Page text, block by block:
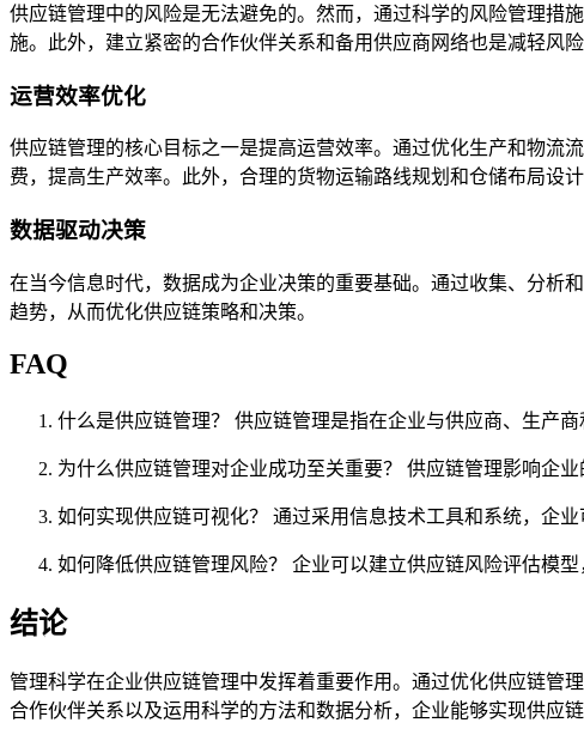
供应链管理中的风险是无法避免的。然而，通过科学的风险管理措
施。此外，建立紧密的合作伙伴关系和备用供应商网络也是减轻风险
运营效率优化
供应链管理的核心目标之一是提高运营效率。通过优化生产和物流
费，提高生产效率。此外，合理的货物运输路线规划和仓储布局设
数据驱动决策
在当今信息时代，数据成为企业决策的重要基础。通过收集、分析
趋势，从而优化供应链策略和决策。
FAQ
什么是供应链管理？ 供应链管理是指在企业与供应商、生产
为什么供应链管理对企业成功至关重要？ 供应链管理影响企
如何实现供应链可视化？ 通过采用信息技术工具和系统，企
如何降低供应链管理风险？ 企业可以建立供应链风险评估模
结论
管理科学在企业供应链管理中发挥着重要作用。通过优化供应链管
合作伙伴关系以及运用科学的方法和数据分析，企业能够实现供应